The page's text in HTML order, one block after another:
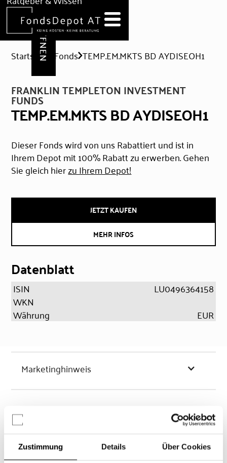
Zustimmung Details Über Cookies
Hilfe & Formulare
DEPOT ERÖFFNEN
Startseite Fonds TEMP.EM.MKTS BD AYDISEOH1
FRANKLIN TEMPLETON INVESTMENT
FUNDS
TEMP.EM.MKTS BD AYDISEOH1
Dieser Fonds wird von uns Rabattiert und ist in
Ihrem Depot mit 100% Rabatt zu erwerben. Gehen
Sie gleich hierzu Ihrem Depot!
JETZT KAUFEN
MEHR INFOS
Datenblatt
ISIN
LU0496364158
WKN
Währung
EUR
Marketinghinweis
Chancen & Risiken